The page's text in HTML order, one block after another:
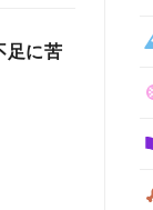
足に苦